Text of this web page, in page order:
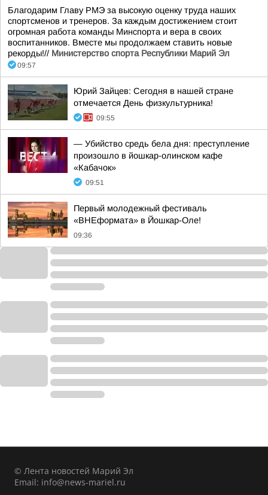
Благодарим Главу РМЭ за высокую оценку труда наших
спортсменов и тренеров. За каждым достижением стоит
огромная работа команды Минспорта и вера в своих
воспитанников. Вместе мы продолжаем ставить новые
рекорды!// Министерство спорта Республики Марий Эл
09:57
Юрий Зайцев: Сегодня в нашей стране
отмечается День физкультурника!
09:55
— Убийство средь бела дня: преступление
произошло в йошкар-олинском кафе
«Кабачок»
09:51
Первый молодежный фестиваль
«ВНЕформата» в Йошкар-Оле!
09:36
© Лента новостей Марий Эл
Email: info@news-mariel.ru